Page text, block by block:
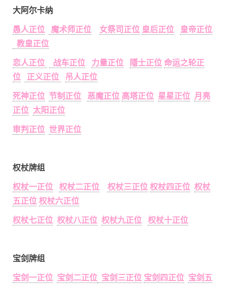
大阿尔卡纳
愚人正位
魔术师正位 女祭司正位 皇后正位
皇帝正位
教皇正位
恋人正位
战车正位 力量正位 隱士正位 命运之轮正
位
正义正位
吊人正位
死神正位 节制正位 恶魔正位 高塔正位 星星正位 月亮
正位 太阳正位
审判正位 世界正位
权杖牌组
权杖一正位
权杖二正位 权杖三正位 权杖四正位 权杖
五正位 权杖六正位
权杖七正位 权杖八正位 权杖九正位 权杖十正位
宝剑牌组
宝剑一正位 宝剑二正位 宝剑三正位 宝剑四正位 宝剑五